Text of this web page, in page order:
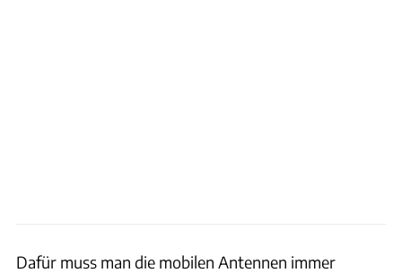
Dafür muss man die mobilen Antennen immer